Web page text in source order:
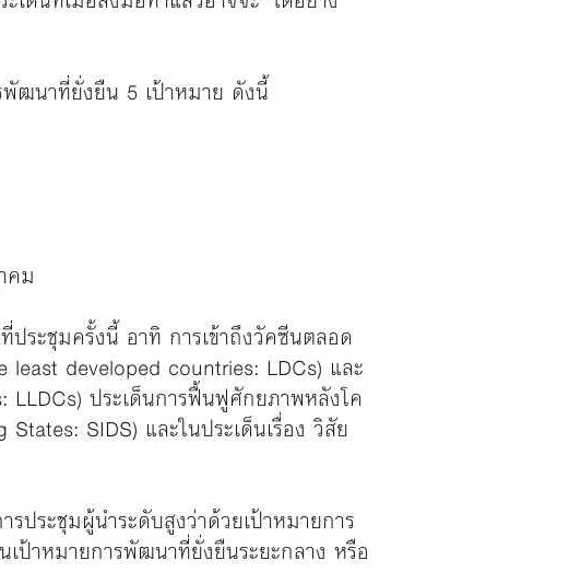
พัฒนาที่ยั่งยืน 5 เป้าหมาย ดังนี้
คม
ระชุมครั้งนี้ อาทิ การเข้าถึงวัคซีนตลอด
developed countries: LDCs) และ
ประเด็นการฟื้นฟูศักยภาพหลังโค
SIDS) และในประเด็นเรื่อง วิสัย
ประชุมผู้นำระดับสูงว่าด้วยเป้าหมายการ
ป้าหมายการพัฒนาที่ยั่งยืนระยะกลาง หรือ